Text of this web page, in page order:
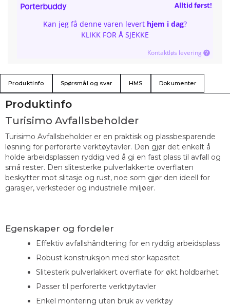
Alltid først!
Kan jeg få denne varen levert hjem i dag?
KLIKK FOR Å SJEKKE
Kontaktløs levering
Produktinfo Spørsmål og svar HMS Dokumenter
Produktinfo
Turisimo Avfallsbeholder
Turisimo Avfallsbeholder er en praktisk og plassbesparende
løsning for perforerte verktøytavler. Den gjør det enkelt å
holde arbeidsplassen ryddig ved å gi en fast plass til avfall og
små rester. Den slitesterke pulverlakkerte overflaten
beskytter mot slitasje og rust, noe som gjør den ideell for
garasjer, verksteder og industrielle miljøer.
Egenskaper og fordeler
Effektiv avfallshåndtering for en ryddig arbeidsplass
Robust konstruksjon med stor kapasitet
Slitesterk pulverlakkert overflate for økt holdbarhet
Passer til perforerte verktøytavler
Enkel montering uten bruk av verktøy